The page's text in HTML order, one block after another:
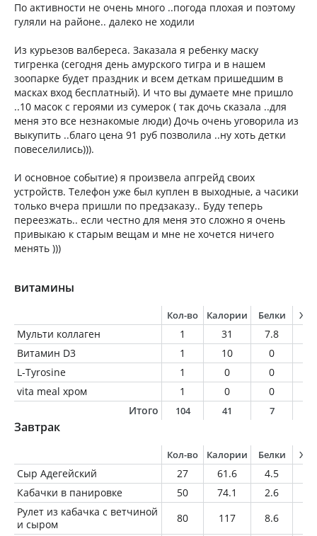
По активности не очень много ..погода плохая и поэтому
гуляли на районе.. далеко не ходили
Из курьезов валбереса. Заказала я ребенку маску
тигренка (сегодня день амурского тигра и в нашем
зоопарке будет праздник и всем деткам пришедшим в
масках вход бесплатный). И что вы думаете мне пришло
..10 масок с героями из сумерок ( так дочь сказала ..для
меня это все незнакомые люди) Дочь очень уговорила из
выкупить ..благо цена 91 руб позволила ..ну хоть детки
повеселились))).
И основное событие) я произвела апгрейд своих
устройств. Телефон уже был куплен в выходные, а часики
только вчера пришли по предзаказу.. Буду теперь
переезжать.. если честно для меня это сложно я очень
привыкаю к старым вещам и мне не хочется ничего
менять )))
витамины
Кол-во Калории Белки
Мульти коллаген 1 31 7.8
Витамин D3
1 10 0
L-Tyrosine
1 0 0
vita meal хром
1 0 0
Итого
104 41 7
Завтрак
Кол-во Калории Белки
Сыр Адегейский 27 61.6 4.5
Кабачки в панировке
50 74.1 2.6
Рулет из кабачка с ветчиной
и сыром
80 117 8.6